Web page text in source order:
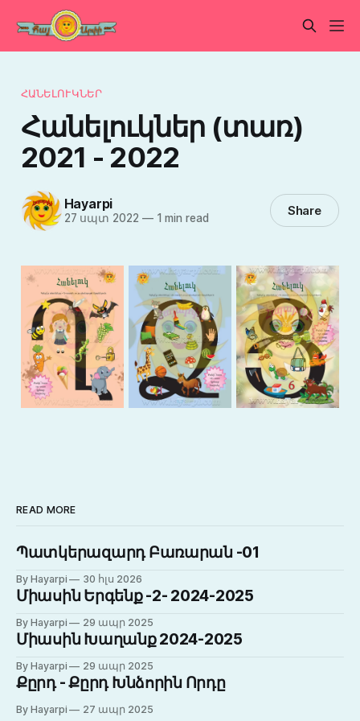
ՀԱՆԵԼՈՒԿՆԵՐ
Հանելուկներ (տառ)
2021 - 2022
Hayarpi
27 սպտ 2022 —1 min read Share
READ MORE
Պատկերազարդ Բառարան -01
By Hayarpi 30 հլս 2026
Միասին Երգենք -2- 2024-2025
By Hayarpi 29 ապր 2025
Միասին Խաղանք 2024-2025
By Hayarpi 29 ապր 2025
Քըրդ - Քըրդ Խնձորին Որդը
By Hayarpi 27 ապր 2025